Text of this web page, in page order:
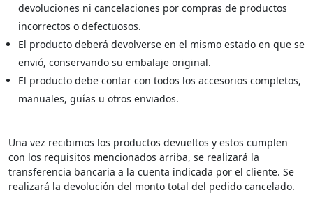
devoluciones ni cancelaciones por compras de productos
incorrectos o defectuosos.
El producto deberá devolverse en el mismo estado en que se
envió, conservando su embalaje original.
El producto debe contar con todos los accesorios completos,
manuales, guías u otros enviados.
Una vez recibimos los productos devueltos y estos cumplen
con los requisitos mencionados arriba, se realizará la
transferencia bancaria a la cuenta indicada por el cliente. Se
realizará la devolución del monto total del pedido cancelado.